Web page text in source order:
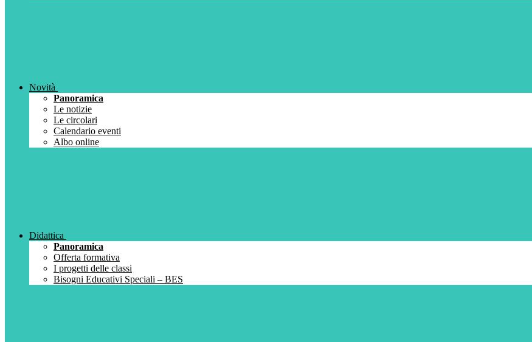
Novità
Panoramica
Le notizie
Le circolari
Calendario eventi
Albo online
Didattica
Panoramica
Offerta formativa
I progetti delle classi
Bisogni Educativi Speciali – BES